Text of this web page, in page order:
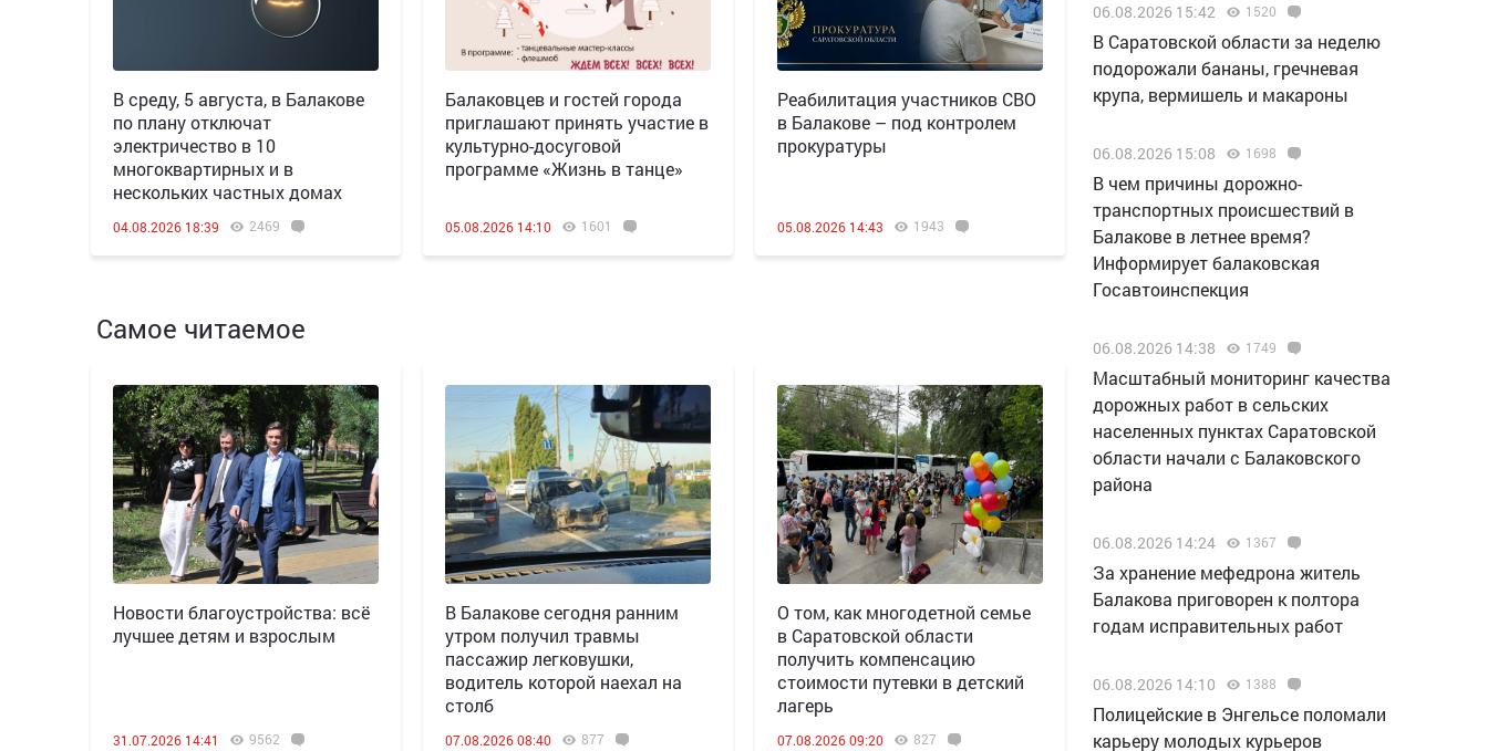
В среду, 5 августа, в Балакове
по плану отключат
электричество в 10
многоквартирных и в
нескольких частных домах
04.08.2026 18:39 2469
Балаковцев и гостей города
приглашают принять участие в
культурно-досуговой
программе «Жизнь в танце»
05.08.2026 14:10 1601
Реабилитация участников СВО
в Балакове – под контролем
прокуратуры
05.08.2026 14:43 1943
Самое читаемое
Новости благоустройства: всё
лучшее детям и взрослым
31.07.2026 14:41 9562
В Балакове сегодня ранним
утром получил травмы
пассажир легковушки,
водитель которой наехал на
столб
07.08.2026 08:40 877
О том, как многодетной семье
в Саратовской области
получить компенсацию
стоимости путевки в детский
лагерь
07.08.2026 09:20 827
06.08.2026 15:42 1520
В Саратовской области за неделю
подорожали бананы, гречневая
крупа, вермишель и макароны
06.08.2026 15:08 1698
В чем причины дорожно-
транспортных происшествий в
Балакове в летнее время?
Информирует балаковская
Госавтоинспекция
06.08.2026 14:38 1749
Масштабный мониторинг качества
дорожных работ в сельских
населенных пунктах Саратовской
области начали с Балаковского
района
06.08.2026 14:24 1367
За хранение мефедрона житель
Балакова приговорен к полтора
годам исправительных работ
06.08.2026 14:10 1388
Полицейские в Энгельсе поломали
карьеру молодых курьеров